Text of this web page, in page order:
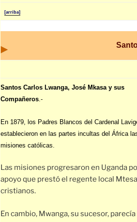
[arriba]
Santos Carlos Lwanga, José Mkasa y sus
Compañeros.-
En 1879, los Padres Blancos del Cardenal
establecieron en las partes incultas del África
misiones católicas.
Las misiones progresaron en Uganda
apoyo que prestó el regente local
cristianos.
En cambio, Mwanga, su sucesor, parecía